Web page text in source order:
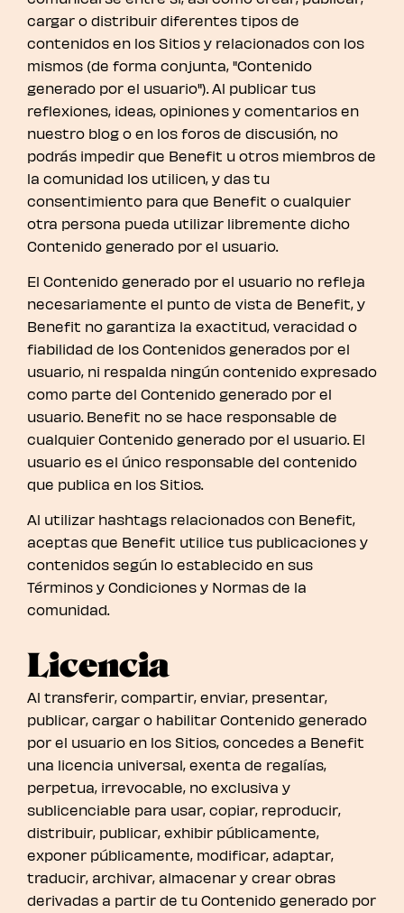
cargar o distribuir diferentes tipos de
contenidos en los Sitios y relacionados con los
mismos (de forma conjunta, "Contenido
generado por el usuario"). Al publicar tus
reflexiones, ideas, opiniones y comentarios en
nuestro blog o en los foros de discusión, no
podrás impedir que Benefit u otros miembros de
la comunidad los utilicen, y das tu
consentimiento para que Benefit o cualquier
otra persona pueda utilizar libremente dicho
Contenido generado por el usuario.
El Contenido generado por el usuario no refleja
necesariamente el punto de vista de Benefit, y
Benefit no garantiza la exactitud, veracidad o
fiabilidad de los Contenidos generados por el
usuario, ni respalda ningún contenido expresado
como parte del Contenido generado por el
usuario. Benefit no se hace responsable de
cualquier Contenido generado por el usuario. El
usuario es el único responsable del contenido
que publica en los Sitios.
Al utilizar hashtags relacionados con Benefit,
aceptas que Benefit utilice tus publicaciones y
contenidos según lo establecido en sus
Términos y Condiciones y Normas de la
comunidad.
Licencia
Al transferir, compartir, enviar, presentar,
publicar, cargar o habilitar Contenido generado
por el usuario en los Sitios, concedes a Benefit
una licencia universal, exenta de regalías,
perpetua, irrevocable, no exclusiva y
sublicenciable para usar, copiar, reproducir,
distribuir, publicar, exhibir públicamente,
exponer públicamente, modificar, adaptar,
traducir, archivar, almacenar y crear obras
derivadas a partir de tu Contenido generado por